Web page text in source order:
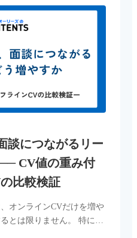
談につながるリー
CV値の重み付
比較検証
オンラインCVだけを増や
とは限りません。 特に人